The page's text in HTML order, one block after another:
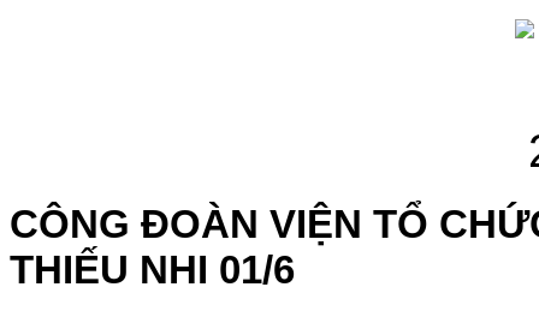
CÔNG ĐOÀN VIỆN TỔ
THIẾU NHI 01/6